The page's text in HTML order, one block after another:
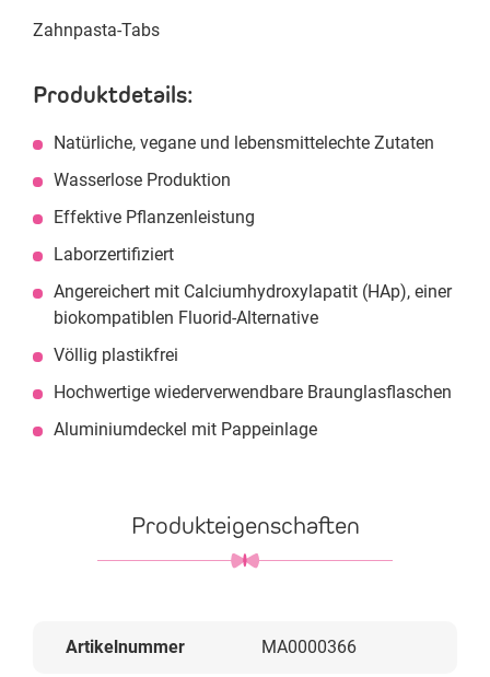
Zahnpasta-Tabs
Produktdetails:
Natürliche, vegane und lebensmittelechte Zutaten
Wasserlose Produktion
Effektive Pflanzenleistung
Laborzertifiziert
Angereichert mit Calciumhydroxylapatit (HAp), einer
biokompatiblen Fluorid-Alternative
Völlig plastikfrei
Hochwertige wiederverwendbare Braunglasflaschen
Aluminiumdeckel mit Pappeinlage
Produkteigenschaften
Artikelnummer MA0000366